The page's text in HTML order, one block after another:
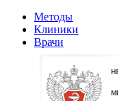
Методы
Клиники
Врачи